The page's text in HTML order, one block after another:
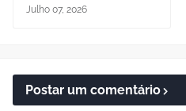
Julho 07, 2026
Postar um comentário